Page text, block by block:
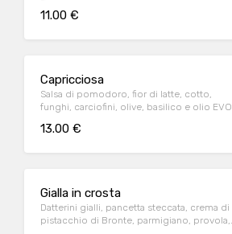
11.00 €
Capricciosa
Salsa di pomodoro, fior di latte, cotto,
funghi, carciofini, olive, basilico e olio EVO
13.00 €
Gialla in crosta
Datterini gialli, pancetta steccata, crema di
pistacchio di Bronte, parmigiano, provola,